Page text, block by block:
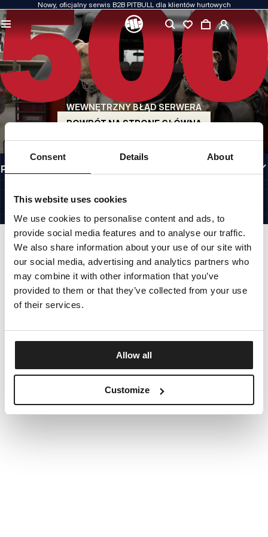
Consent Details About
This website uses cookies
We use cookies to personalise content and ads, to
provide social media features and to analyse our traffic.
We also share information about your use of our site with
our social media, advertising and analytics partners who
may combine it with other information that you’ve
provided to them or that they’ve collected from your use
of their services.
Allow all
Customize
Nowy, oficjalny serwis B2B PITBULL dla klientów hurtowych
WEWNĘTRZNY BŁĄD SERWERA
POWRÓT NA STRONĘ GŁÓWNĄ
JAKOŚĆ TO DLA NAS PRIORYTET
Naszą odzież produkujemy z pasją. Nie idziemy na kompromis w kwestiach
wytrzymałości, długowieczności materiałów i dbałości o detal.
US ORIGIN
Nasze korzenie sięgają San Diego z początku lat 90-tych XX wieku. Nasz styl jest
surowy, autentyczny i bezkompromisowy.
MARKA Z CHARAKTEREM
Nasze kolekcje wybierają sportowcy, fighterzy i uparci indywidualiści.
INFORMACJE
PRZYDATNE LINKI
©1997 - 2026 PITBULL SP. Z O.O. ALL RIGHTS RESERVED.
SITE CREDITS
IDŹ DO GÓRY